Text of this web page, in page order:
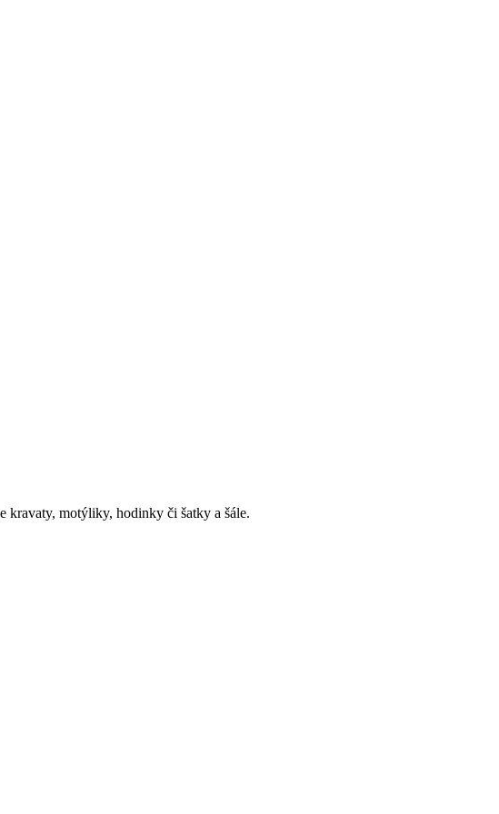
kravaty, motýliky, hodinky či šatky a šále.